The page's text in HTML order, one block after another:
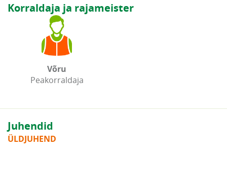
Korraldaja ja rajameister
Võru
Peakorraldaja
Juhendid
ÜLDJUHEND